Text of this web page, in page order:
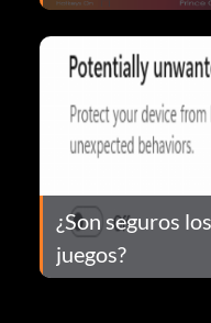
¿Son seguros
juegos?